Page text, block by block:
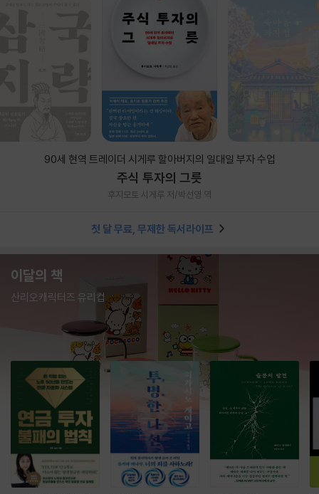
90세 현역 트레이더 시게루 할아버지의 일대일 부자 수업
주식 투자의 그릇
후지모토 시게루 저/박선영 역
첫 달 무료, 무제한 독서라이프
이달의 책
산리오캐릭터즈 유리컵